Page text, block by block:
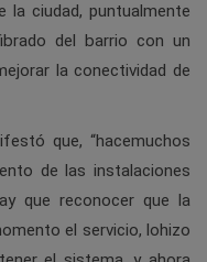
ciudad, puntualmente
del barrio con un
la conectividad de
que, “hacemuchos
de las instalaciones
que reconocer que la
el servicio, lohizo